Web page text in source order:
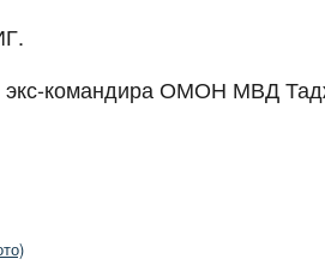
командира ОМОН МВД